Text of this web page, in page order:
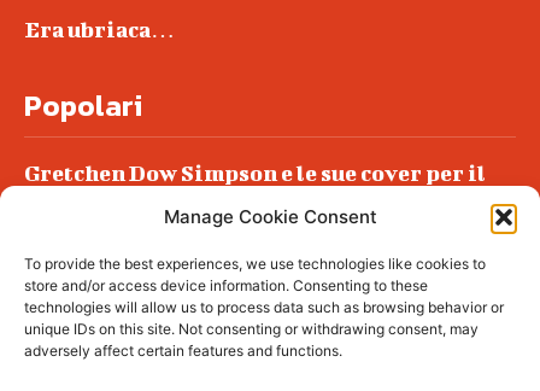
Manage Cookie Consent
To provide the best experiences, we use technologies like cookies to
store and/or access device information. Consenting to these
technologies will allow us to process data such as browsing behavior or
unique IDs on this site. Not consenting or withdrawing consent, may
adversely affect certain features and functions.
Era ubriaca…
Popolari
Gretchen Dow Simpson e le sue cover per il
Podlech, il Cile lo ha condannato
all’ergastolo
Era ubriaca…